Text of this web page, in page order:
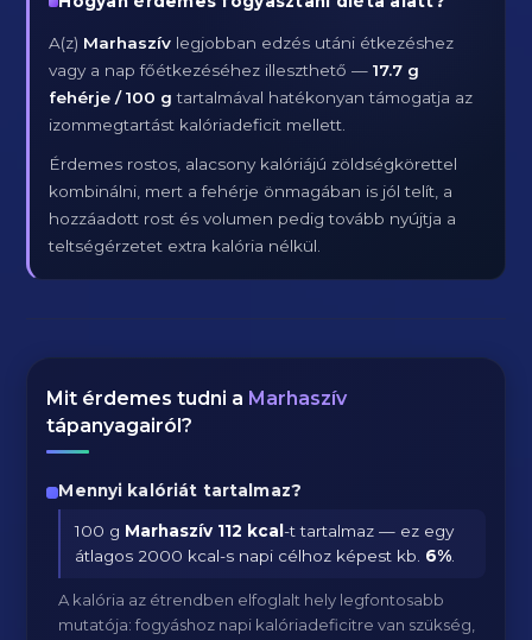
A(z) Marhaszív legjobban edzés utáni étkezéshez
vagy a nap főétkezéséhez illeszthető —17.7 g
fehérje / 100 g tartalmával hatékonyan támogatja az
izommegtartást kalóriadeficit mellett.
Érdemes rostos, alacsony kalóriájú zöldségkörettel
kombinálni, mert a fehérje önmagában is jól telít, a
hozzáadott rost és volumen pedig tovább nyújtja a
teltségérzetet extra kalória nélkül.
Mit érdemes tudni a Marhaszív
tápanyagairól?
Mennyi kalóriát tartalmaz?
100 g Marhaszív 112 kcal-t tartalmaz — ez egy
átlagos 2000 kcal-s napi célhoz képest kb. 6%
A kalória az étrendben elfoglalt hely legfontosabb
mutatója: fogyáshoz napi kalóriadeficitre van szükség,